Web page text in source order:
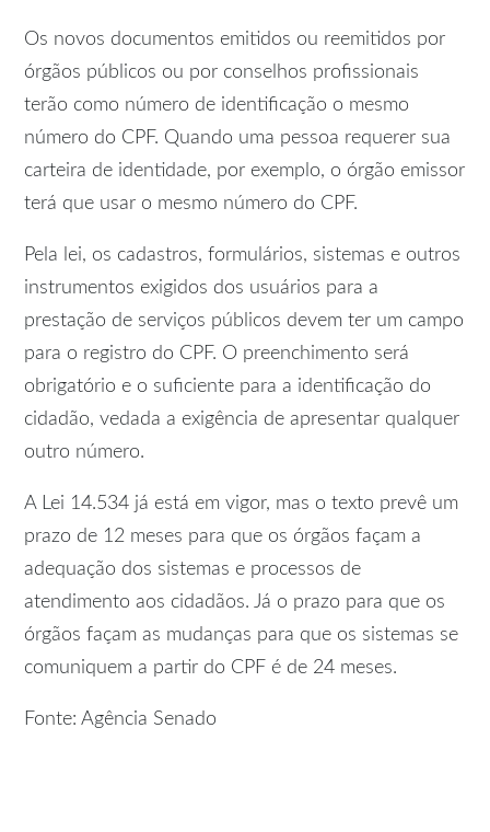
Os novos documentos emitidos ou reemitidos por
órgãos públicos ou por conselhos profissionais
terão como número de identificação o mesmo
número do CPF. Quando uma pessoa requerer sua
carteira de identidade, por exemplo, o órgão emissor
terá que usar o mesmo número do CPF.
Pela lei, os cadastros, formulários, sistemas e outros
instrumentos exigidos dos usuários para a
prestação de serviços públicos devem ter um campo
para o registro do CPF. O preenchimento será
obrigatório e o suficiente para a identificação do
cidadão, vedada a exigência de apresentar qualquer
outro número.
A Lei 14.534 já está em vigor, mas o texto prevê um
prazo de 12 meses para que os órgãos façam a
adequação dos sistemas e processos de
atendimento aos cidadãos. Já o prazo para que os
órgãos façam as mudanças para que os sistemas se
comuniquem a partir do CPF é de 24 meses.
Fonte: Agência Senado